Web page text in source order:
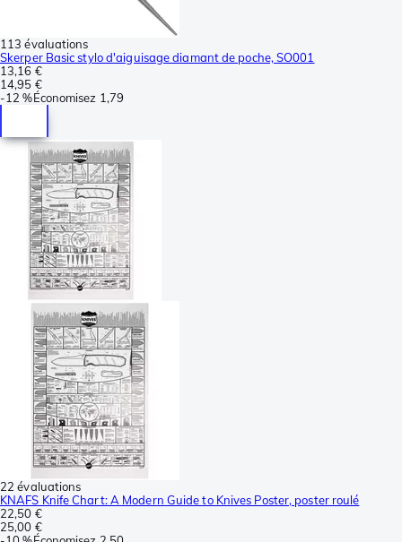
113 évaluations
Skerper Basic stylo d'aiguisage diamant de poche, SO001
13,16 €
14,95 €
-12 %Économisez 1,79
22 évaluations
KNAFS Knife Chart: A Modern Guide to Knives Poster, poster roulé
22,50 €
25,00 €